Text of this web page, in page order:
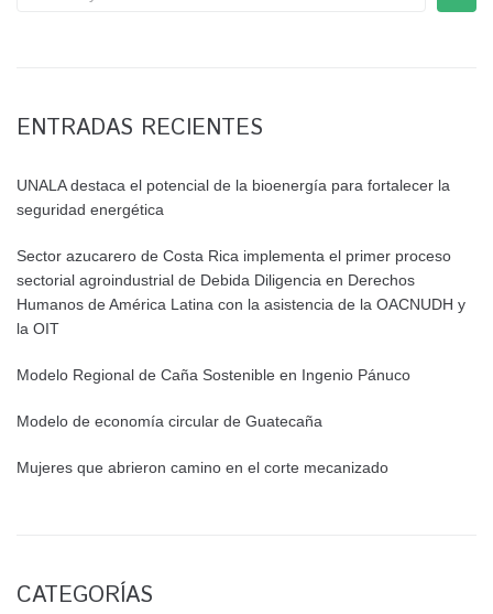
ENTRADAS RECIENTES
UNALA destaca el potencial de la bioenergía para fortalecer la
seguridad energética
Sector azucarero de Costa Rica implementa el primer proceso
sectorial agroindustrial de Debida Diligencia en Derechos
Humanos de América Latina con la asistencia de la OACNUDH y
la OIT
Modelo Regional de Caña Sostenible en Ingenio Pánuco
Modelo de economía circular de Guatecaña
Mujeres que abrieron camino en el corte mecanizado
CATEGORÍAS